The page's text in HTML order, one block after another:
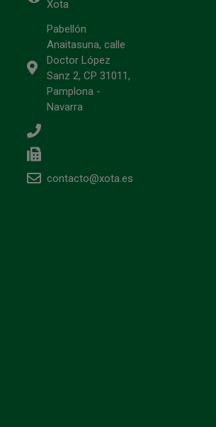
Xota
Pabellón
Anaitasuna, calle
Doctor López
Sanz 2, CP 31011,
Pamplona -
Navarra
contacto@xota.es